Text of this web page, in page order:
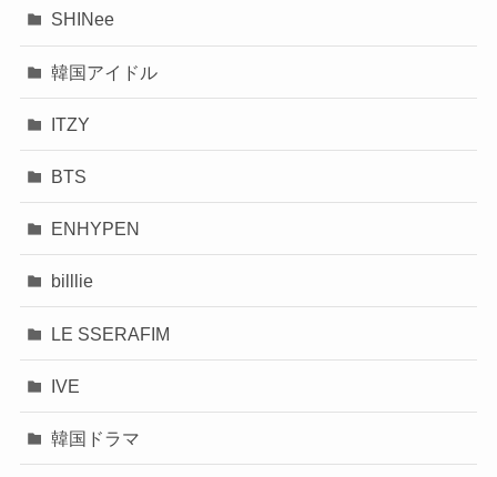
SHINee
韓国アイドル
ITZY
BTS
ENHYPEN
billlie
LE SSERAFIM
IVE
韓国ドラマ